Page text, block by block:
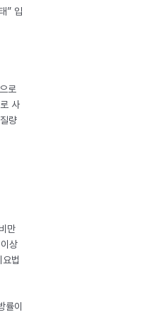
” 입
로
사
량
만
상
법
률이